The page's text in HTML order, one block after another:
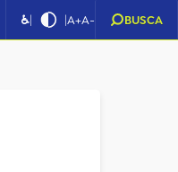
♿| |A+A- BUSCA